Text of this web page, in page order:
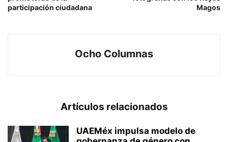
participación ciudadana
Magos
Ocho Columnas
Artículos relacionados
UAEMéx impulsa modelo de